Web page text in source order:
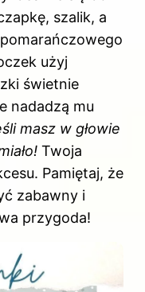
szalik, a
użyj
świetnie
nadadzą mu
masz w głowie
Twoja
Pamiętaj, że
zabawny i
przygoda!